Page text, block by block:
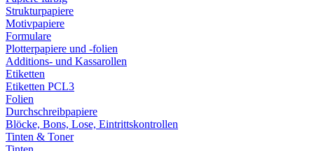
Strukturpapiere
Motivpapiere
Formulare
Plotterpapiere und -folien
Additions- und Kassarollen
Etiketten
Etiketten PCL3
Folien
Durchschreibpapiere
Blöcke, Bons, Lose, Eintrittskontrollen
Tinten & Toner